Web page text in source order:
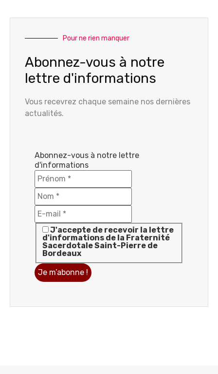
Pour ne rien manquer
Abonnez-vous à notre
lettre d'informations
Vous recevrez chaque semaine nos dernières
actualités.
Abonnez-vous à notre lettre
d'informations
J'accepte de recevoir la lettre
d'informations de la Fraternité
Sacerdotale Saint-Pierre de
Bordeaux